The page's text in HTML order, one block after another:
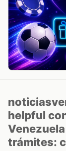
helpful
trámites: